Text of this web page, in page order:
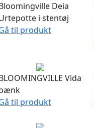
Deia
i stentøj
til produkt
Vida
til produkt